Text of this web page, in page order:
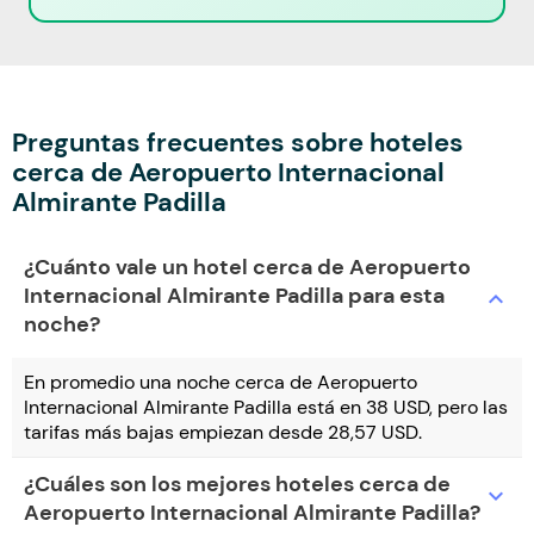
Preguntas frecuentes sobre hoteles
cerca de Aeropuerto Internacional
Almirante Padilla
¿Cuánto vale un hotel cerca de Aeropuerto
Internacional Almirante Padilla para esta
noche?
expand_more
En promedio una noche cerca de Aeropuerto
Internacional Almirante Padilla está en 38 USD, pero las
tarifas más bajas empiezan desde 28,57 USD.
¿Cuáles son los mejores hoteles cerca de
Aeropuerto Internacional Almirante Padilla?
expand_more